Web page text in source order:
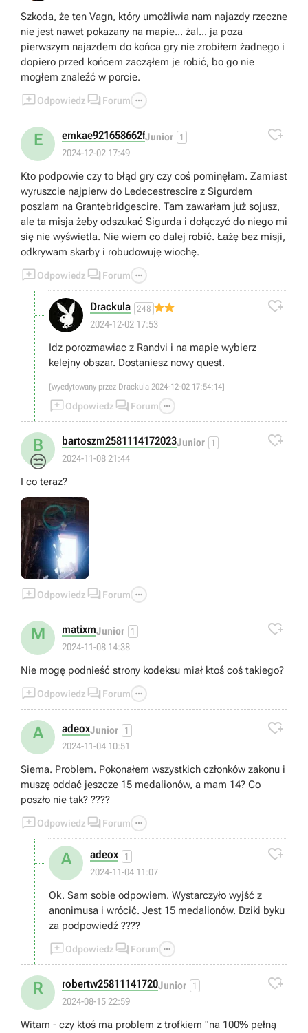
Szkoda, że ten Vagn, który umożliwia nam najazdy rzeczne
nie jest nawet pokazany na mapie... żal... ja poza
pierwszym najazdem do końca gry nie zrobiłem żadnego i
dopiero przed końcem zacząłem je robić, bo go nie
mogłem znaleźć w porcie.
Odpowiedz  Forum 
E emkae921658662fJunior 1
2024-12-02 17:49

Kto podpowie czy to błąd gry czy coś pominęłam. Zamiast
wyruszcie najpierw do Ledecestrescire z Sigurdem
poszlam na Grantebridgescire. Tam zawarłam już sojusz,
ale ta misja żeby odszukać Sigurda i dołączyć do niego mi
się nie wyświetla. Nie wiem co dalej robić. Łażę bez misji,
odkrywam skarby i robudowuję wiochę.
Odpowiedz  Forum 
Drackula 248
2024-12-02 17:53

Idz porozmawiac z Randvi i na mapie wybierz
kelejny obszar. Dostaniesz nowy quest.
[wyedytowany przez Drackula 2024-12-02 17:54:14]
Odpowiedz  Forum 
B
😒
bartoszm2581114172023Junior 1
2024-11-08 21:44

I co teraz?
Odpowiedz  Forum 
M matixmJunior 1
2024-11-08 14:38

Nie mogę podnieść strony kodeksu miał ktoś coś takiego?
Odpowiedz  Forum 
A adeoxJunior 1
2024-11-04 10:51

Siema. Problem. Pokonałem wszystkich członków zakonu i
muszę oddać jeszcze 15 medalionów, a mam 14? Co
poszło nie tak? ????
Odpowiedz  Forum 
A adeox 1
2024-11-04 11:07

Ok. Sam sobie odpowiem. Wystarczyło wyjść z
anonimusa i wrócić. Jest 15 medalionów. Dziki byku
za podpowiedź ????
Odpowiedz  Forum 
R robertw25811141720Junior 1
2024-08-15 22:59

Witam - czy ktoś ma problem z trofkiem "na 100% pełną